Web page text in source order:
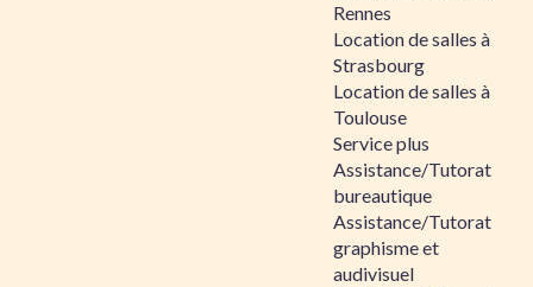
Rennes
Location de salles à
Strasbourg
Location de salles à
Toulouse
Service plus
Assistance/Tutorat
bureautique
Assistance/Tutorat
graphisme et
audivisuel